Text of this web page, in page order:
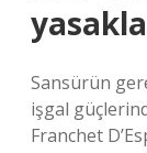
Sansürün
işgal
Franchet